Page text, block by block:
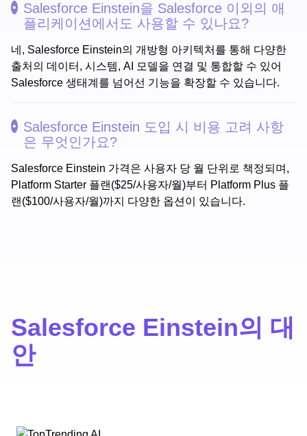
Salesforce Einstein을 Salesforce 이외의 애
플리케이션에서도 사용할 수 있나요?
네, Salesforce Einstein의 개방형 아키텍처를 통해 다양한
출처의 데이터, 시스템, AI 모델을 연결 및 통합할 수 있어
Salesforce 생태계를 넘어선 기능을 확장할 수 있습니다.
Salesforce Einstein 도입 시 비용 고려 사항
은 무엇인가요?
Salesforce Einstein 가격은 사용자 당 월 단위로 책정되며,
Platform Starter 플랜($25/사용자/월)부터 Platform Plus 플
랜($100/사용자/월)까지 다양한 옵션이 있습니다.
Salesforce Einstein의 대
안